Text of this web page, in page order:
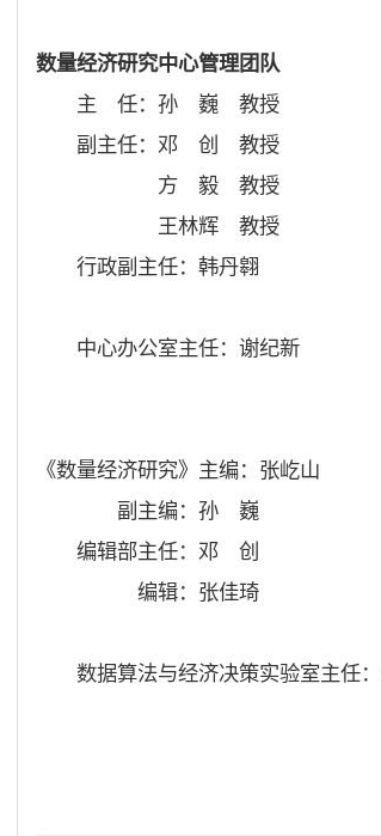
数量经济研究中心管理团队
主 任：孙 巍 教授
副主任：邓 创 教授
方 毅 教授
王林辉 教授
行政副主任：韩丹翱
中心办公室主任：谢纪新
《数量经济研究》主编：张屹山
副主编：孙 巍
编辑部主任：邓 创
编辑：张佳琦
数据算法与经济决策实验室主任